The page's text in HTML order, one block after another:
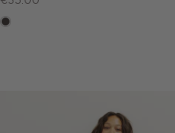
choco